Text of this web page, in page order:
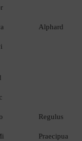
Alphard
Regulus
Praecipua